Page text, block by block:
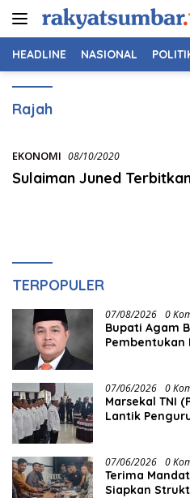
HEADLINE NASIONAL
Rajah
EKONOMI 08/10/2020
Sulaiman Juned
TERPOPULER
07/08/2026 0
Bupati Agam
Pembentukan
07/06/2026 0
Marsekal TNI
Lantik
07/06/2026 0
Terima
Siapkan